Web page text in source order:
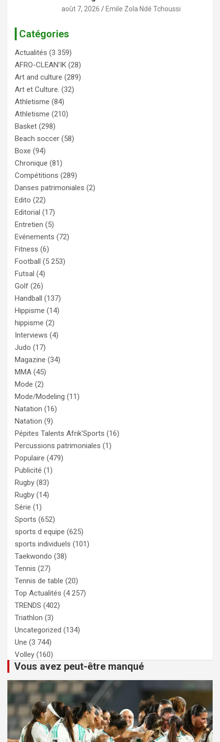
août 7, 2026 Emile Zola Ndé Tchoussi
Catégories
Actualités (3 359)
AFRO-CLEAN’IK (28)
Art and culture (289)
Art et Culture. (32)
Athletisme (84)
Athletisme (210)
Basket (298)
Beach soccer (58)
Boxe (94)
Chronique (81)
Compétitions (289)
Danses patrimoniales (2)
Edito (22)
Editorial (17)
Entretien (5)
Evénements (72)
Fitness (6)
Football (5 253)
Futsal (4)
Golf (26)
Handball (137)
Hippisme (14)
hippisme (2)
Interviews (4)
Judo (17)
Magazine (34)
MMA (45)
Mode (2)
Mode/Modeling (11)
Natation (16)
Natation (9)
Pépites Talents Afrik'Sports (16)
Percussions patrimoniales (1)
Populaire (479)
Publicité (1)
Rugby (83)
Rugby (14)
Série (1)
Sports (652)
sports d equipe (625)
sports individuels (101)
Taekwondo (38)
Tennis (27)
Tennis de table (20)
Top Actualités (4 257)
TRENDS (402)
Triathlon (3)
Uncategorized (134)
Une (3 744)
Volley (160)
Vous avez peut-être manqué